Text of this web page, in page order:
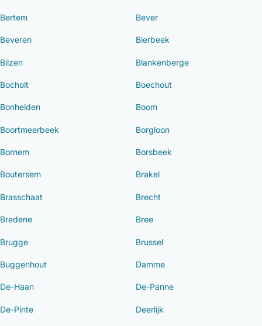
Bertem Bever
Beveren Bierbeek
Bilzen Blankenberge
Bocholt Boechout
Bonheiden Boom
Boortmeerbeek Borgloon
Bornem Borsbeek
Boutersem Brakel
Brasschaat Brecht
Bredene Bree
Brugge Brussel
Buggenhout Damme
De-Haan De-Panne
De-Pinte Deerlijk